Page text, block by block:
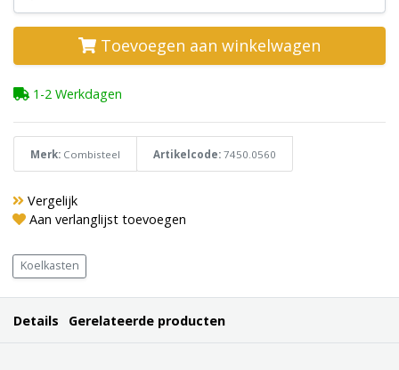
Toevoegen aan winkelwagen
1-2 Werkdagen
Merk: Combisteel Artikelcode: 7450.0560
Vergelijk
Aan verlanglijst toevoegen
Koelkasten
Details Gerelateerde producten